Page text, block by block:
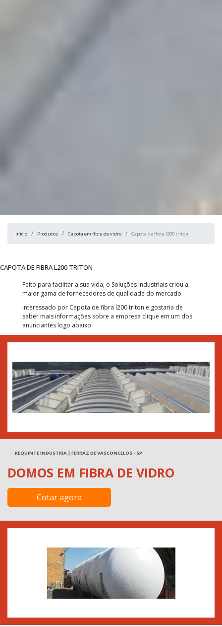
Início Produtos Capota em fibra de vidro Capota de fibra l200 triton
CAPOTA DE FIBRA L200 TRITON
Feito para facilitar a sua vida, o Soluções Industriais criou a
maior gama de fornecedores de qualidade do mercado.
Interessado por Capota de fibra l200 triton e gostaria de
saber mais informações sobre a empresa clique em um dos
anunciantes logo abaixo:
REQUINTE INDUSTRIA | FERRAZ DE VASCONCELOS - SP
DOMOS EM FIBRA DE VIDRO
Cotar agora